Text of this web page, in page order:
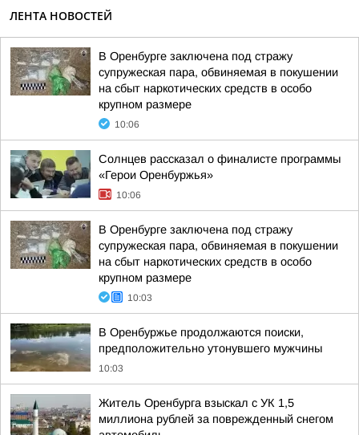
ЛЕНТА НОВОСТЕЙ
В Оренбурге заключена под стражу
супружеская пара, обвиняемая в покушении
на сбыт наркотических средств в особо
крупном размере
10:06
Солнцев рассказал о финалисте программы
«Герои Оренбуржья»
10:06
В Оренбурге заключена под стражу
супружеская пара, обвиняемая в покушении
на сбыт наркотических средств в особо
крупном размере
10:03
В Оренбуржье продолжаются поиски,
предположительно утонувшего мужчины
10:03
Житель Оренбурга взыскал с УК 1,5
миллиона рублей за поврежденный снегом